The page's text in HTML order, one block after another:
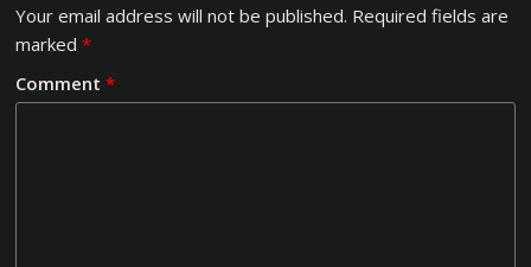
Your email address will not be published. Required fields are
marked*
Comment*